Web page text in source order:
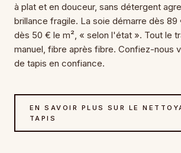
à plat et en douceur, sans détergent
brillance fragile. La soie démarre dès 89
dès 50 € le m², « selon l'état ». Tout le
manuel, fibre après fibre. Confiez-nous
de tapis en confiance.
EN SAVOIR PLUS SUR LE
TAPIS